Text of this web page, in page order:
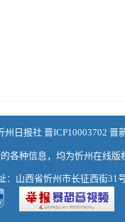
州日报社 晋ICP10003702 晋
各种信息，均为忻州在线
：山西省忻州市长征西街31